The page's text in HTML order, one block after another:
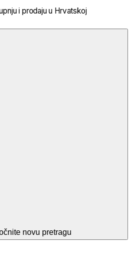
i prodaju u Hrvatskoj
novu pretragu